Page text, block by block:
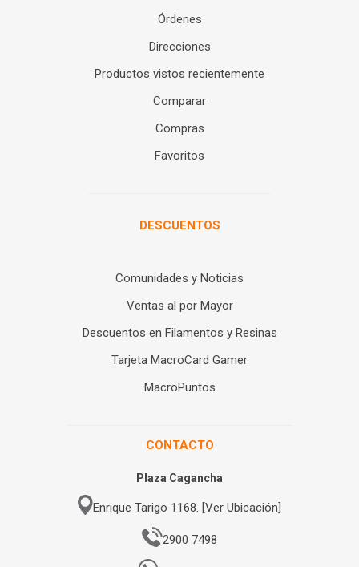
Órdenes
Direcciones
Productos vistos recientemente
Comparar
Compras
Favoritos
DESCUENTOS
Comunidades y Noticias
Ventas al por Mayor
Descuentos en Filamentos y Resinas
Tarjeta MacroCard Gamer
MacroPuntos
CONTACTO
Plaza Cagancha
Enrique Tarigo 1168. [Ver Ubicación]
2900 7498